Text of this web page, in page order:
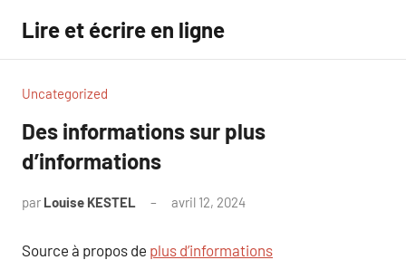
contenu
Lire et écrire en ligne
Uncategorized
Des informations sur plus
d’informations
par Louise KESTEL avril 12, 2024
Source à propos de plus d’informations